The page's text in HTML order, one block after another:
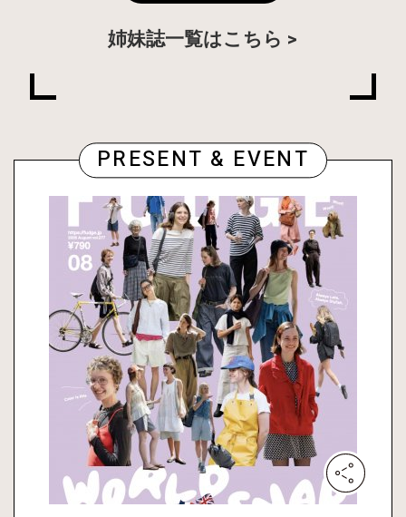
姉妹誌一覧はこちら
PRESENT & EVENT